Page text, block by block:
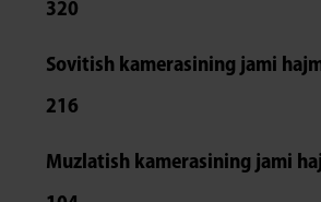
320
Sovitish kamerasining jami
216
Muzlatish kamerasining jami